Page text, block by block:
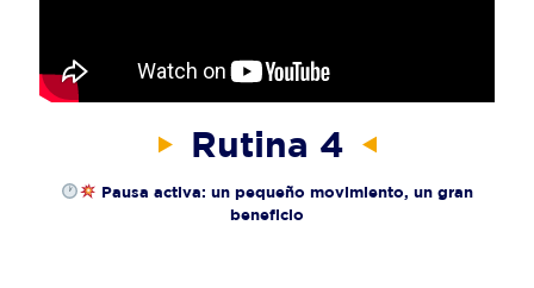
Rutina 4
Pausa activa: un pequeño movimiento, un gran
beneficio